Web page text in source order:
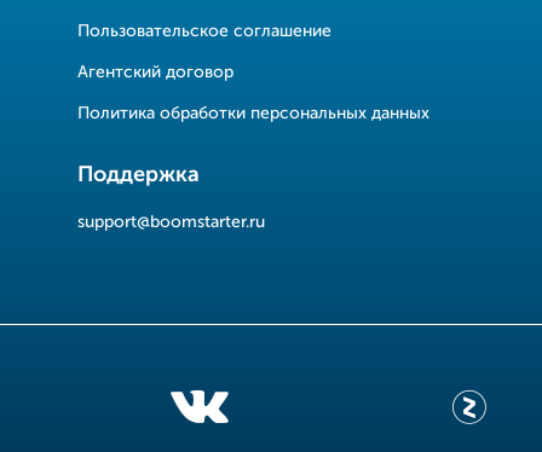
Пользовательское соглашение
Агентский договор
Политика обработки персональных данных
Поддержка
support@boomstarter.ru